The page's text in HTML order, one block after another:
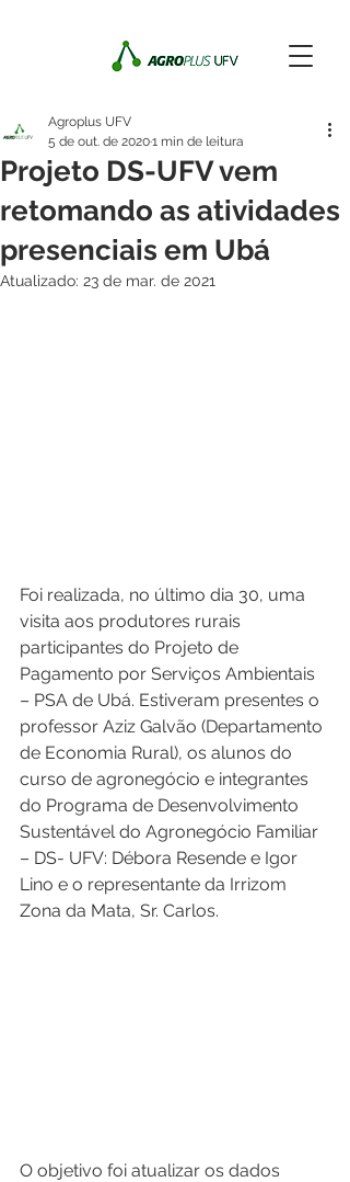
Projeto DS-UFV vem
retomando as atividades
presenciais em Ubá
Agroplus UFV
5 de out. de 20201 min de leitura
Atualizado: 23 de mar. de 2021
Foi realizada, no último dia 30, uma
visita aos produtores rurais
participantes do Projeto de
Pagamento por Serviços Ambientais
– PSA de Ubá. Estiveram presentes o
professor Aziz Galvão (Departamento
de Economia Rural), os alunos do
curso de agronegócio e integrantes
do Programa de Desenvolvimento
Sustentável do Agronegócio Familiar
– DS- UFV: Débora Resende e Igor
Lino e o representante da Irrizom
Zona da Mata, Sr. Carlos.
O objetivo foi atualizar os dados